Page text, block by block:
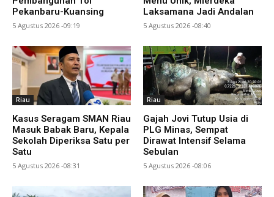
Pekanbaru-Kuansing
5 Agustus 2026 -09:19
Laksamana Jadi Andalan
5 Agustus 2026 -08:40
Riau
Kasus Seragam SMAN Riau
Masuk Babak Baru, Kepala
Sekolah Diperiksa Satu per
Satu
5 Agustus 2026 -08:31
Riau
Gajah Jovi Tutup Usia di
PLG Minas, Sempat
Dirawat Intensif Selama
Sebulan
5 Agustus 2026 -08:06